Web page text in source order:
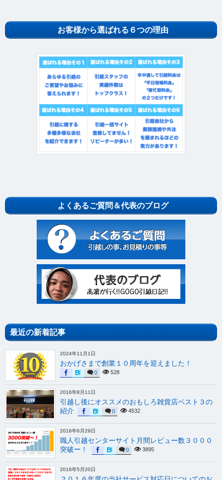
お客様から選ばれる６つの理由
よくあるご質問＆代表のブログ
最近の新着記事
2024年11月1日
おかげさまで創業１０周年を迎えました！
0 528
2016年8月11日
引越し後にオススメのおもしろ雑貨店ベスト３の
紹介
0 4532
2016年6月29日
職人引越センターサイト月間レビュー数３０００
突破ー！
0 3895
2016年5月20日